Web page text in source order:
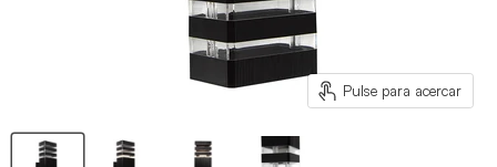
Pulse para acercar